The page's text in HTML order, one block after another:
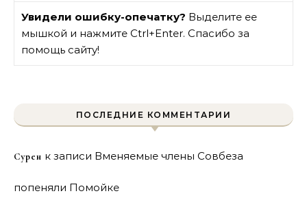
Увидели ошибку-опечатку? Выделите ее
мышкой и нажмите Ctrl+Enter. Спасибо за
помощь сайту!
ПОСЛЕДНИЕ КОММЕНТАРИИ
Сурен к записи Вменяемые члены Совбеза
попеняли Помойке